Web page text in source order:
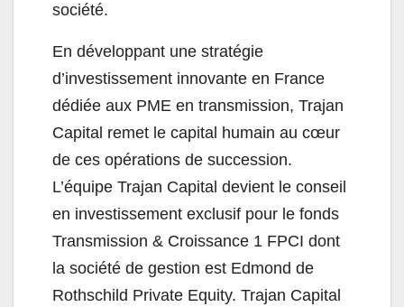
société.
En développant une stratégie
d’investissement innovante en France
dédiée aux PME en transmission, Trajan
Capital remet le capital humain au cœur
de ces opérations de succession.
L’équipe Trajan Capital devient le conseil
en investissement exclusif pour le fonds
Transmission & Croissance 1 FPCI dont
la société de gestion est Edmond de
Rothschild Private Equity. Trajan Capital